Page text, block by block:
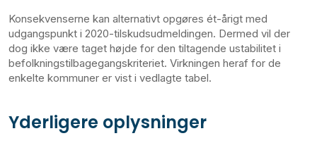
Konsekvenserne kan alternativt opgøres ét-årigt med
udgangspunkt i 2020-tilskudsudmeldingen. Dermed vil der
dog ikke være taget højde for den tiltagende ustabilitet i
befolkningstilbagegangskriteriet. Virkningen heraf for de
enkelte kommuner er vist i vedlagte tabel.
Yderligere oplysninger